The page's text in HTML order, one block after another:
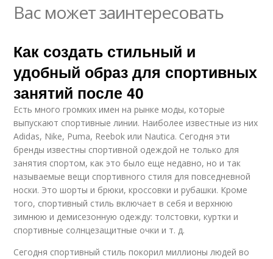
Вас может заинтересовать
Как создать стильный и
удобный образ для спортивных
занятий после 40
Есть много громких имен на рынке моды, которые
выпускают спортивные линии. Наиболее известные из них
Adidas, Nike, Puma, Reebok или Nautica. Сегодня эти
бренды известны спортивной одеждой не только для
занятия спортом, как это было еще недавно, но и так
называемые вещи спортивного стиля для повседневной
носки. Это шорты и брюки, кроссовки и рубашки. Кроме
того, спортивный стиль включает в себя и верхнюю
зимнюю и демисезонную одежду: толстовки, куртки и
спортивные солнцезащитные очки и т. д.
Сегодня спортивный стиль покорил миллионы людей во